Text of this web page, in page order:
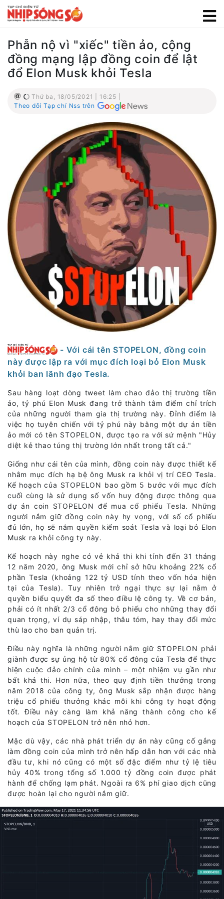
Phẫn nộ vì "xiếc" tiền ảo, cộng
đồng mạng lập đồng coin để lật
đổ Elon Musk khỏi Tesla
Thứ ba, 18/05/2021 | 16:25 |
Theo dõi Tạp chí Nss trên
- Với cái tên STOPELON, đồng coin
này được lập ra với mục đích loại bỏ Elon Musk
khỏi ban lãnh đạo Tesla.
Sau hàng loạt dòng tweet làm chao đảo thị trường tiền
ảo, tỷ phú Elon Musk đang trở thành tâm điểm chỉ trích
của những người tham gia thị trường này. Đỉnh điểm là
việc họ tuyên chiến với tỷ phú này bằng một dự án tiền
ảo mới có tên STOPELON, được tạo ra với sứ mệnh "Hủy
diệt kẻ thao túng thị trường lớn nhất trong tất cả."
Giống như cái tên của mình, đồng coin này được thiết kế
nhằm mục đích hạ bệ ông Musk ra khỏi vị trí CEO Tesla.
Kế hoạch của STOPELON bao gồm 5 bước với mục đích
cuối cùng là sử dụng số vốn huy động được thông qua
dự án coin STOPELON để mua cổ phiếu Tesla. Những
người nắm giữ đồng coin này hy vọng, với số cổ phiếu
đủ lớn, họ sẽ nắm quyền kiểm soát Tesla và loại bỏ Elon
Musk ra khỏi công ty này.
Kế hoạch này nghe có vẻ khả thi khi tính đến 31 tháng
12 năm 2020, ông Musk mới chỉ sở hữu khoảng 22% cổ
phần Tesla (khoảng 122 tỷ USD tính theo vốn hóa hiện
tại của Tesla). Tuy nhiên trở ngại thực sự lại nằm ở
quyền biểu quyết đa số theo điều lệ công ty. Về cơ bản,
phải có ít nhất 2/3 cổ đông bỏ phiếu cho những thay đổi
quan trọng, ví dụ sáp nhập, thâu tóm, hay thay đổi mức
thù lao cho ban quản trị.
Điều này nghĩa là những người nắm giữ STOPELON phải
giành được sự ủng hộ từ 80% cổ đông của Tesla để thực
hiện cuộc đảo chính của mình – một nhiệm vụ gần như
bất khả thi. Hơn nữa, theo quy định tiền thưởng trong
năm 2018 của công ty, ông Musk sắp nhận được hàng
triệu cổ phiếu thưởng khác mỗi khi công ty hoạt động
tốt. Điều này càng làm khả năng thành công cho kế
hoạch của STOPELON trở nên nhỏ hơn.
Mặc dù vậy, các nhà phát triển dự án này cũng cố gắng
làm đồng coin của mình trở nên hấp dẫn hơn với các nhà
đầu tư, khi nó cũng có một số đặc điểm như tỷ lệ tiêu
hủy 40% trong tổng số 1.000 tỷ đồng coin được phát
hành để chống lạm phát. Ngoài ra 6% phí giao dịch cũng
được hoàn lại cho người nắm giữ.